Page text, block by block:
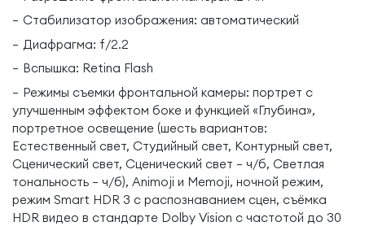
Стабилизатор изображения: автоматический
Диафрагма: f/2.2
Вспышка: Retina Flash
Режимы съемки фронтальной камеры: портрет с
улучшенным эффектом боке и функцией «Глубина»,
портретное освещение (шесть вариантов:
Естественный свет, Студийный свет, Контурный свет,
Сценический свет, Сценический свет — ч/б, Светлая
тональность — ч/б), Animoji и Memoji, ночной режим,
режим Smart HDR 3 с распознаванием сцен, съёмка
HDR видео в стандарте Dolby Vision с частотой до 30